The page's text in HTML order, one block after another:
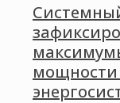
мощности